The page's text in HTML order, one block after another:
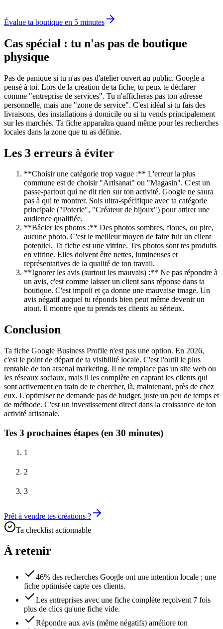
Évalue ta boutique en 5 minutes
Cas spécial : tu n'as pas de boutique
physique
Pas de panique si tu n'as pas d'atelier ouvert au public. Google a
pensé à toi. Lors de la création de ta fiche, tu peux te déclarer
comme "entreprise de services". Tu n'afficheras pas ton adresse
personnelle, mais une "zone de service". C'est idéal si tu fais des
livraisons, des installations à domicile ou si tu vends principalement
sur les marchés. Ta fiche apparaîtra quand même pour les recherches
locales dans la zone que tu as définie.
Les 3 erreurs à éviter
**Choisir une catégorie trop vague :** L'erreur la plus
commune est de choisir "Artisanat" ou "Magasin". C'est un
passe-partout qui ne dit rien sur ton activité. Google ne saura
pas à qui te montrer. Sois ultra-spécifique avec ta catégorie
principale ("Poterie", "Créateur de bijoux") pour attirer une
audience qualifiée.
**Bâcler les photos :** Des photos sombres, floues, ou pire,
aucune photo. C'est le meilleur moyen de faire fuir un client
potentiel. Ta fiche est une vitrine. Tes photos sont tes produits
en vitrine. Elles doivent être nettes, lumineuses et
représentatives de la qualité de ton travail.
**Ignorer les avis (surtout les mauvais) :** Ne pas répondre à
un avis, c'est comme laisser un client sans réponse dans ta
boutique. C'est impoli et ça donne une mauvaise image. Un
avis négatif auquel tu réponds bien peut même devenir un
atout. Il montre que tu prends tes clients au sérieux.
Conclusion
Ta fiche Google Business Profile n'est pas une option. En 2026,
c'est le point de départ de ta visibilité locale. C'est l'outil le plus
rentable de ton arsenal marketing. Il ne remplace pas un site web ou
les réseaux sociaux, mais il les complète en captant les clients qui
sont activement en train de te chercher, là, maintenant, près de chez
eux. L'optimiser ne demande pas de budget, juste un peu de temps et
de méthode. C'est un investissement direct dans la croissance de ton
activité artisanale.
Tes 3 prochaines étapes (en 30 minutes)
1
2
3
Prêt à vendre tes créations ?
Ta checklist actionnable
À retenir
46% des recherches Google ont une intention locale ; une
fiche optimisée capte ces clients.
Les entreprises avec une fiche complète reçoivent 7 fois
plus de clics qu'une fiche vide.
Répondre aux avis (même négatifs) améliore ton